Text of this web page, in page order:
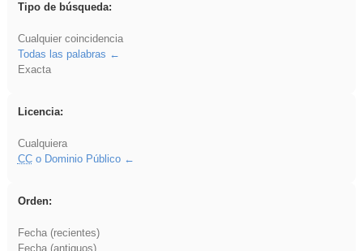
Tipo de búsqueda:
Cualquier coincidencia
Todas las palabras
Exacta
Licencia:
Cualquiera
CCo Dominio Público
Orden:
Fecha (recientes)
Fecha (antiguos)